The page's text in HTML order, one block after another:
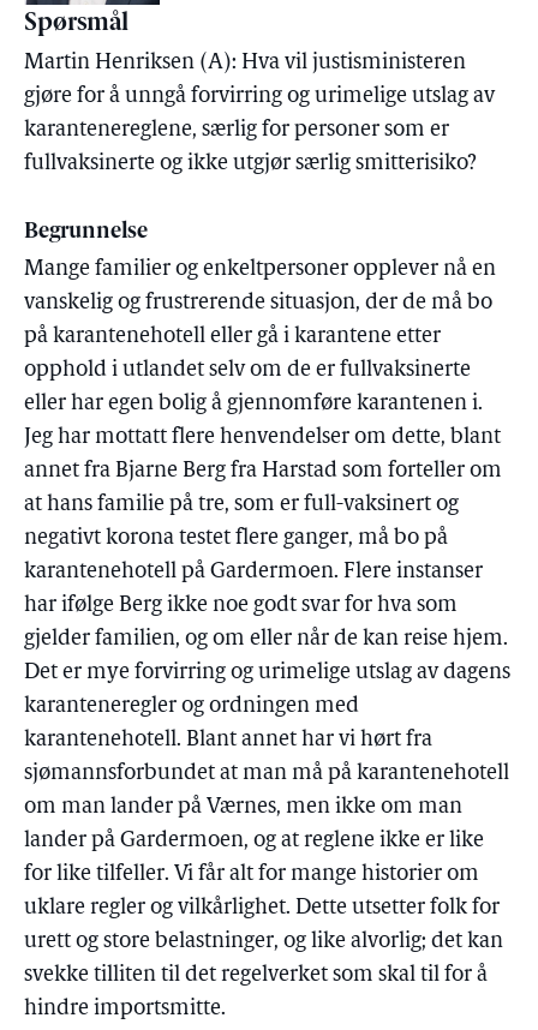
Spørsmål
Martin Henriksen (A): Hva vil justisministeren
gjøre for å unngå forvirring og urimelige utslag av
karantenereglene, særlig for personer som er
fullvaksinerte og ikke utgjør særlig smitterisiko?
Begrunnelse
Mange familier og enkeltpersoner opplever nå en
vanskelig og frustrerende situasjon, der de må bo
på karantenehotell eller gå i karantene etter
opphold i utlandet selv om de er fullvaksinerte
eller har egen bolig å gjennomføre karantenen i.
Jeg har mottatt flere henvendelser om dette, blant
annet fra Bjarne Berg fra Harstad som forteller om
at hans familie på tre, som er full-vaksinert og
negativt korona testet flere ganger, må bo på
karantenehotell på Gardermoen. Flere instanser
har ifølge Berg ikke noe godt svar for hva som
gjelder familien, og om eller når de kan reise hjem.
Det er mye forvirring og urimelige utslag av dagens
karanteneregler og ordningen med
karantenehotell. Blant annet har vi hørt fra
sjømannsforbundet at man må på karantenehotell
om man lander på Værnes, men ikke om man
lander på Gardermoen, og at reglene ikke er like
for like tilfeller. Vi får alt for mange historier om
uklare regler og vilkårlighet. Dette utsetter folk for
urett og store belastninger, og like alvorlig; det kan
svekke tilliten til det regelverket som skal til for å
hindre importsmitte.